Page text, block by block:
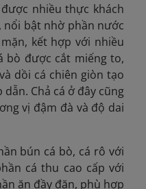
nhiều thực khách
nổi bật nhờ phần nước
kết hợp với nhiều
bò được cắt miếng to,
dồi cá chiên giòn tạo
Chả cá ở đây cũng
vị đậm đà và độ dai
bún cá bò, cá rô với
cá thu cao cấp với
ăn đầy đặn, phù hợp